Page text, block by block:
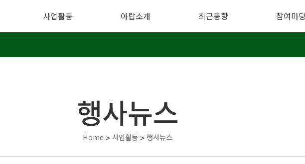
사업활동 아랍소개 최근동향 참여마
행사뉴스
Home >사업활동 >행사뉴스